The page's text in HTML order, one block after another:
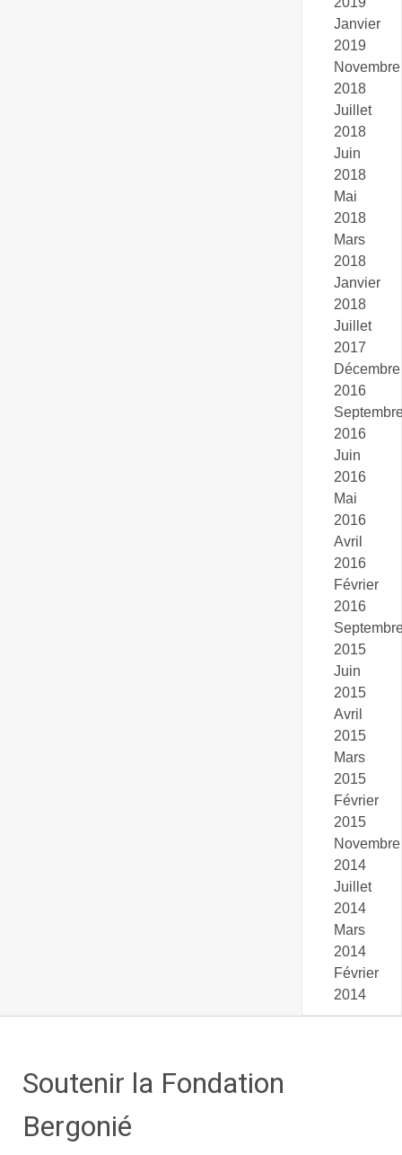
Janvier
2019
Novembre
2018
Juillet
2018
Juin
2018
Mai
2018
Mars
2018
Janvier
2018
Juillet
2017
Décembre
2016
2016
Juin
2016
Mai
2016
Avril
2016
Février
2016
2015
Juin
2015
Avril
2015
Mars
2015
Février
2015
Novembre
2014
Juillet
2014
Mars
2014
Février
2014
Soutenir la Fondation
Bergonié